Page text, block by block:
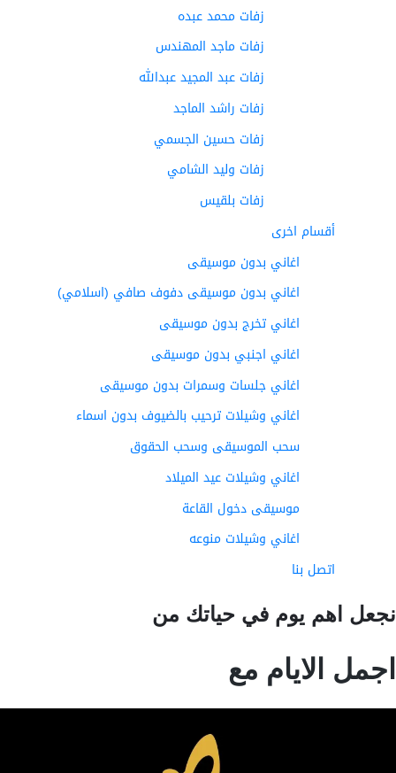
زفات محمد عبده
زفات ماجد المهندس
زفات عبد المجيد عبدالله
زفات راشد الماجد
زفات حسين الجسمي
زفات وليد الشامي
زفات بلقيس
أقسام اخرى
اغاني بدون موسيقى
اغاني بدون موسيقى دفوف صافي (اسلامي)
اغاني تخرج بدون موسيقى
اغاني اجنبي بدون موسيقى
اغاني جلسات وسمرات بدون موسيقى
اغاني وشيلات ترحيب بالضيوف بدون اسماء
سحب الموسيقى وسحب الحقوق
اغاني وشيلات عيد الميلاد
موسيقى دخول القاعة
اغاني وشيلات منوعه
اتصل بنا
اهم يوم في حياتك من
الايام مع